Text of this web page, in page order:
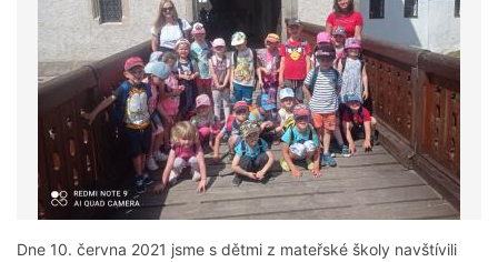
Dne 10. června 2021 jsme s dětmi z mateřské školy navštívili